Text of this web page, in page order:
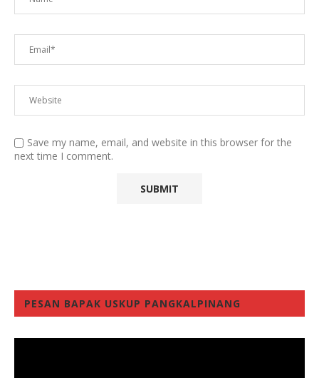
Save my name, email, and website in this browser for the
next time I comment.
PESAN BAPAK USKUP PANGKALPINANG